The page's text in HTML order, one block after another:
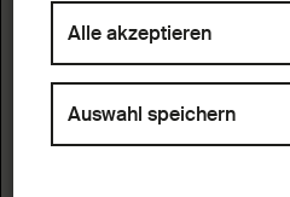
Alle akzeptieren
Auswahl speichern